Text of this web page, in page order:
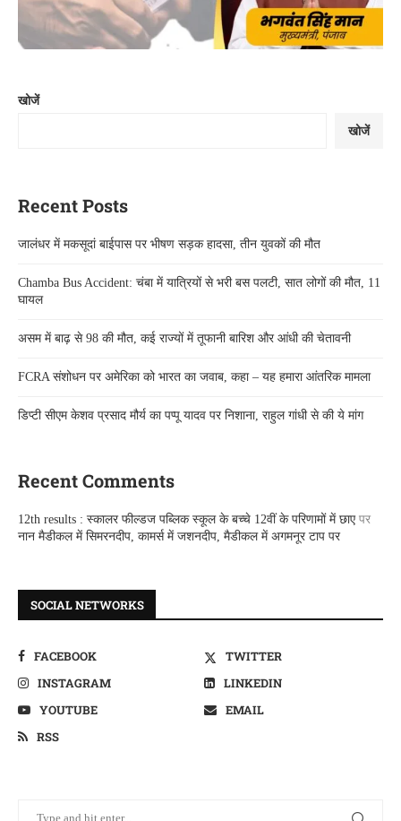
खोजें
खोजें
Recent Posts
जालंधर में मकसूदां बाईपास पर भीषण सड़क हादसा, तीन युवकों की मौत
Chamba Bus Accident: चंबा में यात्रियों से भरी बस पलटी, सात लोगों की मौत, 11
घायल
असम में बाढ़ से 98 की मौत, कई राज्यों में तूफानी बारिश और आंधी की चेतावनी
FCRA संशोधन पर अमेरिका को भारत का जवाब, कहा – यह हमारा आंतरिक मामला
डिप्टी सीएम केशव प्रसाद मौर्य का पप्पू यादव पर निशाना, राहुल गांधी से की ये मांग
Recent Comments
12th results : स्कालर फील्डज पब्लिक स्कूल के बच्चे 12वीं के परिणामों में छाएपर
नान मैडीकल में सिमरनदीप, कामर्स में जशनदीप, मैडीकल में अगमनूर टाप पर
SOCIAL NETWORKS
FACEBOOK
TWITTER
INSTAGRAM
LINKEDIN
YOUTUBE
EMAIL
RSS